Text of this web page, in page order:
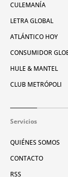
CULEMANÍA
LETRA GLOBAL
ATLÁNTICO HOY
CONSUMIDOR
HULE & MANTEL
CLUB METRÓPOLI
Servicios
QUIÉNES SOMOS
CONTACTO
RSS